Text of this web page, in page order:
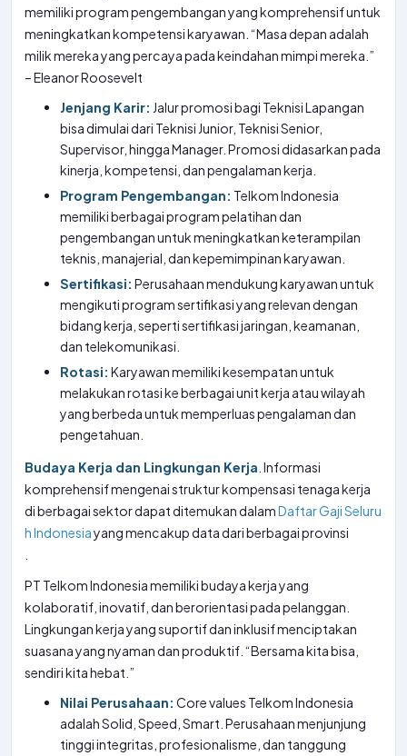
memiliki program pengembangan yang komprehensif untuk
meningkatkan kompetensi karyawan. “Masa depan adalah
milik mereka yang percaya pada keindahan mimpi mereka.”
– Eleanor Roosevelt
Jenjang Karir: Jalur promosi bagi Teknisi Lapangan
bisa dimulai dari Teknisi Junior, Teknisi Senior,
Supervisor, hingga Manager. Promosi didasarkan pada
kinerja, kompetensi, dan pengalaman kerja.
Program Pengembangan: Telkom Indonesia
memiliki berbagai program pelatihan dan
pengembangan untuk meningkatkan keterampilan
teknis, manajerial, dan kepemimpinan karyawan.
Sertifikasi: Perusahaan mendukung karyawan untuk
mengikuti program sertifikasi yang relevan dengan
bidang kerja, seperti sertifikasi jaringan, keamanan,
dan telekomunikasi.
Rotasi: Karyawan memiliki kesempatan untuk
melakukan rotasi ke berbagai unit kerja atau wilayah
yang berbeda untuk memperluas pengalaman dan
pengetahuan.
Budaya Kerja dan Lingkungan Kerja . Informasi
komprehensif mengenai struktur kompensasi tenaga kerja
di berbagai sektor dapat ditemukan dalamDaftar Gaji Seluru
h Indonesiayang mencakup data dari berbagai provinsi
PT Telkom Indonesia memiliki budaya kerja yang
kolaboratif, inovatif, dan berorientasi pada pelanggan.
Lingkungan kerja yang suportif dan inklusif menciptakan
suasana yang nyaman dan produktif. “Bersama kita bisa,
sendiri kita hebat.”
Nilai Perusahaan: Core values Telkom Indonesia
adalah Solid, Speed, Smart. Perusahaan menjunjung
tinggi integritas, profesionalisme, dan tanggung